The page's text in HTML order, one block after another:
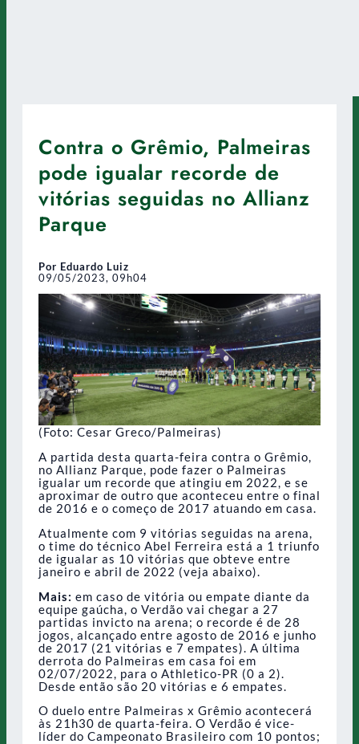
Contra o Grêmio, Palmeiras
pode igualar recorde de
vitórias seguidas no Allianz
Parque
Por Eduardo Luiz
09/05/2023, 09h04
(Foto: Cesar Greco/Palmeiras)
A partida desta quarta-feira contra o Grêmio,
no Allianz Parque, pode fazer o Palmeiras
igualar um recorde que atingiu em 2022, e se
aproximar de outro que aconteceu entre o final
de 2016 e o começo de 2017 atuando em casa.
Atualmente com 9 vitórias seguidas na arena,
o time do técnico Abel Ferreira está a 1 triunfo
de igualar as 10 vitórias que obteve entre
janeiro e abril de 2022 (veja abaixo).
Mais: em caso de vitória ou empate diante da
equipe gaúcha, o Verdão vai chegar a 27
partidas invicto na arena; o recorde é de 28
jogos, alcançado entre agosto de 2016 e junho
de 2017 (21 vitórias e 7 empates). A última
derrota do Palmeiras em casa foi em
02/07/2022, para o Athletico-PR (0 a 2).
Desde então são 20 vitórias e 6 empates.
O duelo entre Palmeiras x Grêmio acontecerá
às 21h30 de quarta-feira. O Verdão é vice-
líder do Campeonato Brasileiro com 10 pontos;